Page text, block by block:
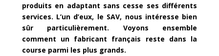
produits en adaptant sans cesse ses différents
services. L’un d’eux, le SAV, nous intéresse bien
sûr particulièrement. Voyons ensemble
comment un fabricant français reste dans la
course parmi les plus grands.